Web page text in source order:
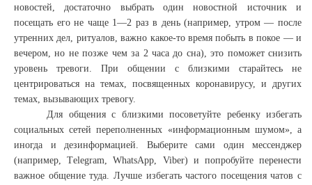
новостей, достаточно выбрать один новостной источник и
посещать его не чаще 1—2 раз в день (например, утром — после
утренних дел, ритуалов, важно какое-то время побыть в покое — и
вечером, но не позже чем за 2 часа до сна), это поможет снизить
уровень тревоги. При общении с близкими старайтесь не
центрироваться на темах, посвященных коронавирусу, и других
темах, вызывающих тревогу.
Для общения с близкими посоветуйте ребенку избегать
социальных сетей переполненных «информационным шумом», а
иногда и дезинформацией. Выберите сами один мессенджер
(например, Тelegram, WhatsApp, Viber) и попробуйте перенести
важное общение туда. Лучше избегать частого посещения чатов с